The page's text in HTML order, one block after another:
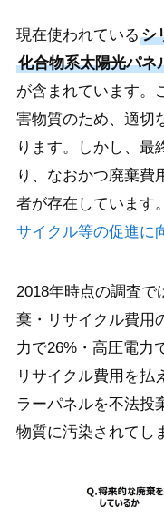
現在使われているシ
化合物系太陽光パネ
が含まれています。
害物質のため、適切
ります。しかし、最
り、なおかつ廃棄費
者が存在しています
サイクル等の促進に
2018年時点の調査
棄・リサイクル費用
力で26%・高圧電力
リサイクル費用を払
ラーパネルを不法投
物質に汚染されてし